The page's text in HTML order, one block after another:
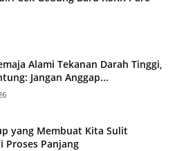
Alami Tekanan Darah Tinggi,
Jangan Anggap...
yang Membuat Kita Sulit
Proses Panjang